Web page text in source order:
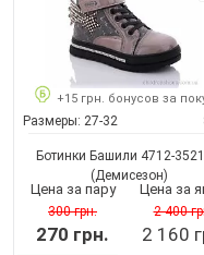
+15 грн. бонусов за
Размеры: 27-32
Ботинки Башили 4712-
(Демисезон)
Цена за пару
300 грн.
270 грн.
Цена за
2 400
2 160